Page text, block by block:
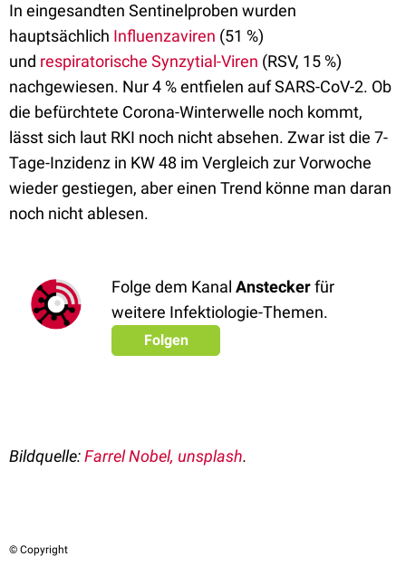
In eingesandten Sentinelproben wurden
hauptsächlich Influenzaviren (51 %)
und respiratorische Synzytial-Viren (RSV, 15 %)
nachgewiesen. Nur 4 % entfielen aufSARS-CoV-2. Ob
die befürchtete Corona-Winterwelle noch kommt,
lässt sich laut RKI noch nicht absehen. Zwar ist die 7-
Tage-Inzidenz in KW 48 im Vergleich zur Vorwoche
wieder gestiegen, aber einen Trend könne man daran
noch nicht ablesen.
Folge dem Kanal Ansteckerfür
weitere Infektiologie-Themen.
Folgen
Bildquelle:Farrel Nobel, unsplash.
© Copyright